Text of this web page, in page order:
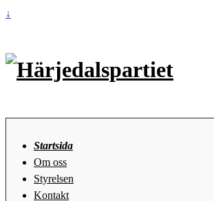
↓
Startsida
Om oss
Styrelsen
Kontakt